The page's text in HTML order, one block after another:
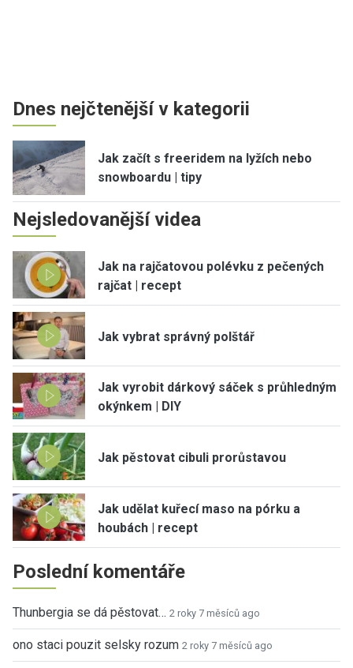
Dnes nejčtenější v kategorii
Jak začít s freeridem na lyžích nebo
snowboardu | tipy
Nejsledovanější videa
Jak na rajčatovou polévku z pečených
rajčat | recept
Jak vybrat správný polštář
Jak vyrobit dárkový sáček s průhledným
okýnkem | DIY
Jak pěstovat cibuli prorůstavou
Jak udělat kuřecí maso na pórku a
houbách | recept
Poslední komentáře
Thunbergia se dá pěstovat… 2 roky 7 měsíců ago
ono staci pouzit selsky rozum 2 roky 7 měsíců ago